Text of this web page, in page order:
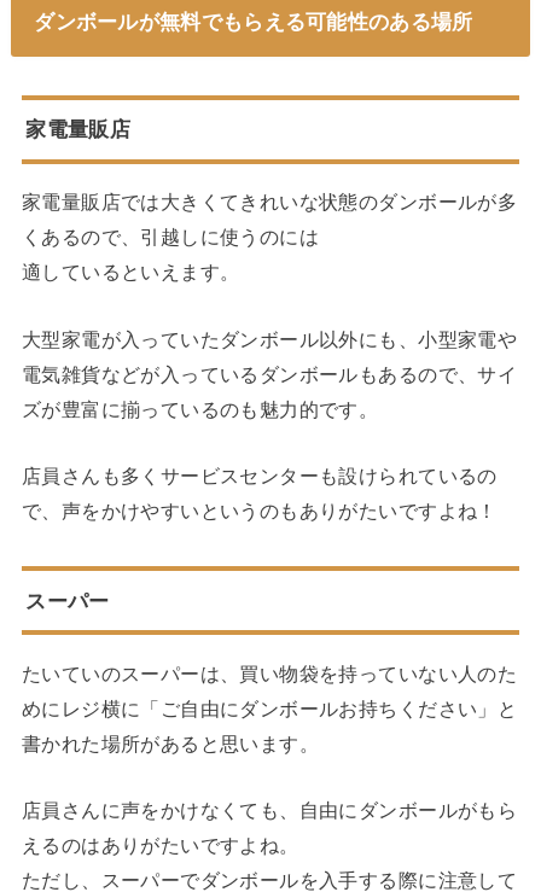
ダンボールが無料でもらえる可能性のある場所
家電量販店
家電量販店では大きくてきれいな状態のダンボールが多
くあるので、引越しに使うのには
適しているといえます。
大型家電が入っていたダンボール以外にも、小型家電や
電気雑貨などが入っているダンボールもあるので、サイ
ズが豊富に揃っているのも魅力的です。
店員さんも多くサービスセンターも設けられているの
で、声をかけやすいというのもありがたいですよね！
スーパー
たいていのスーパーは、買い物袋を持っていない人のた
めにレジ横に「ご自由にダンボールお持ちください」と
書かれた場所があると思います。
店員さんに声をかけなくても、自由にダンボールがもら
えるのはありがたいですよね。
ただし、スーパーでダンボールを入手する際に注意して